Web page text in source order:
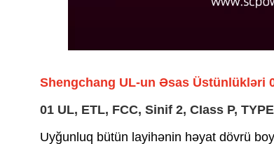
Shengchang UL-un Əsas Üstünlükləri
01 UL, ETL, FCC, Sinif 2, CIass P,
Uyğunluq bütün layihənin həyat dövrü